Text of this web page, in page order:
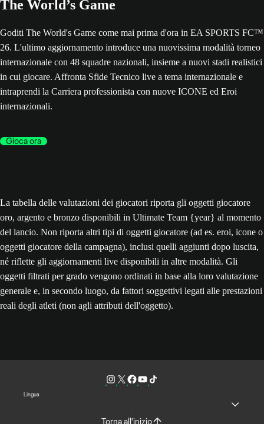
The World’s Game
Goditi The World's Game come mai prima d'ora in EA SPORTS FC™
26. L'ultimo aggiornamento introduce una nuovissima modalità torneo
internazionale con 48 squadre nazionali, insieme a nuovi stadi realistici
in cui giocare. Affronta Sfide Tecnico live a tema internazionale e
intraprendi la Carriera professionista con nuove ICONE ed Eroi
internazionali.
Gioca ora
La tabella delle valutazioni dei giocatori riporta gli oggetti giocatore
oro, argento e bronzo disponibili in Ultimate Team {year} al momento
del lancio. Non riporta altri tipi di oggetti giocatore (ad es. eroi, icone o
oggetti giocatore della campagna), inclusi quelli aggiunti dopo luscita,
né riflette gli aggiornamenti live disponibili in altre modalità. Gli
oggetti filtrati per grado vengono ordinati in base alla loro valutazione
generale e, in secondo luogo, da fattori soggettivi legati alle prestazioni
reali degli atleti (non agli attributi dell'oggetto).
Lingua
Torna all'inizio